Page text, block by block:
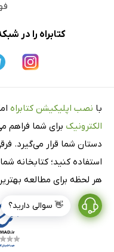
👋 سوالی دارید؟
کتابراه را در
با نصب اپلیکیشن کتابراه
الکترونیک برای شما فراهم
دستان شما قرار می‌گیرد.
استفاده کنید؛ کتابخانه
هر لحظه برای مطالعه